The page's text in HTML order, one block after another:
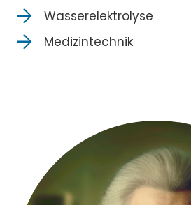
Wasserelektrolyse
Medizintechnik